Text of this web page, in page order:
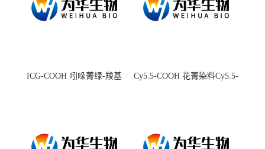
ICG-COOH 吲哚菁绿-羧基
Cy5.5-COOH 花菁染料Cy5.5-